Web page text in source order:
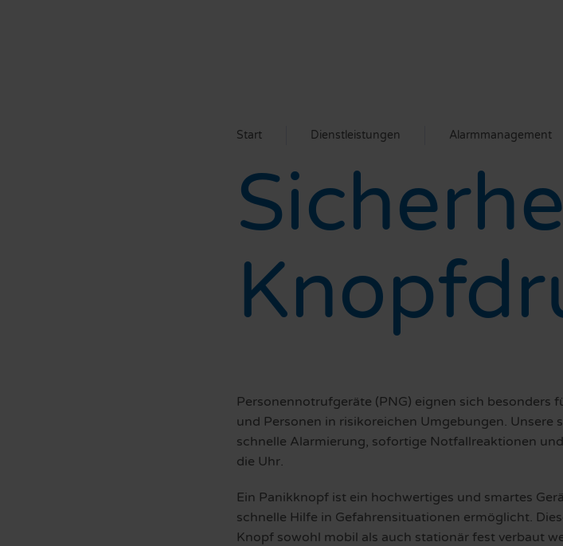
Start Dienstleistungen Alarmmanagement
Personennotrufgeräte (PNG) eignen sich besonders
und Personen in risikoreichen Umgebungen. Unsere
schnelle Alarmierung, sofortige Notfallreaktionen
die Uhr.
Ein Panikknopf ist ein hochwertiges und smartes
schnelle Hilfe in Gefahrensituationen ermöglicht.
Knopf sowohl mobil als auch stationär fest verbaut